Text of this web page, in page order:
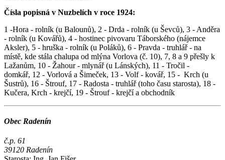
Čísla popisná v Nuzbelích v roce 1924:
1 -Hora - rolník (u Balounů), 2 - Drda - rolník (u Ševců), 3 - Anděra
- rolník (u Kovářů), 4 - hostinec pivovaru Táborského (nájemce
Aksler), 5 - hruška - rolník (u Poláků), 6 - Pravda - truhlář - na
místě, kde stála chalupa od mlýna Vorlova (č. 10), 7, 8 a 9 přešly k
Lažanům, 10 - Žahour - mlynář (u Lánských), 11 - Tročil -
domkář, 12 - Vorlová a Šimeček, 13 - Volf - kovář, 15 - Krch (u
Šustrů), 16 - Štrouf, 17 - Radosta - truhlář (toho času starosta), 18 -
Kučera, Krch - krejčí, 19 - Štrouf - krejčí a obchodník
Obec Radenín
č.p. 61
39120 Radenín